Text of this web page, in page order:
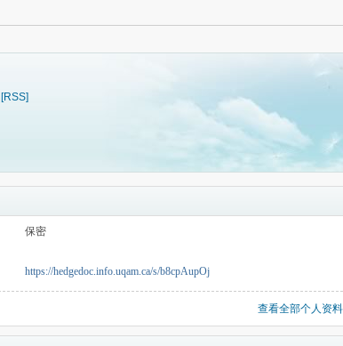
[RSS]
保密
https://hedgedoc.info.uqam.ca/s/b8cpAupOj
查看全部个人资料